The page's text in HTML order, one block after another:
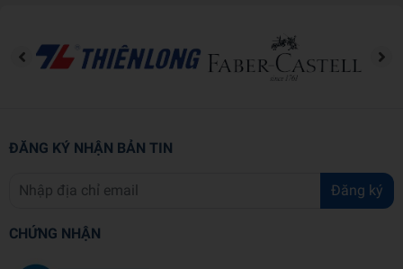
Trọng lượng (gr)
Số trang
Hình thức Bìa mềm
ĐĂNG KÝ NHẬN BẢN TIN
Đăng ký
CHỨNG NHẬN